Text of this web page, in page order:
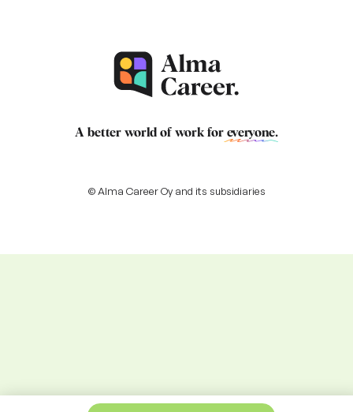
A better world of work for everyone.
© Alma Career Oy and its subsidiaries